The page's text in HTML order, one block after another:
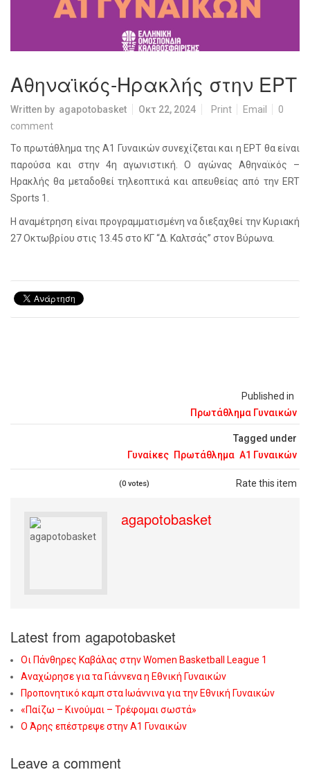
Αθηναϊκός-Ηρακλής στην ΕΡΤ
Written by agapotobasket Οκτ 22, 2024 Print Email
0
comment
Published in
Πρωτάθλημα Γυναικών
Tagged under
Γυναίκες Πρωτάθλημα Α1 Γυναικών
Rate this item
(0 votes)
Το πρωτάθλημα της Α1 Γυναικών συνεχίζεται και η ΕΡΤ θα είναι
παρούσα και στην 4η αγωνιστική. Ο αγώνας Αθηναϊκός –
Ηρακλής θα μεταδοθεί τηλεοπτικά και απευθείας από την ERT
Sports 1.
Η αναμέτρηση είναι προγραμματισμένη να διεξαχθεί την Κυριακή
27 Οκτωβρίου στις 13.45 στο ΚΓ “Δ. Καλτσάς” στον Βύρωνα.
agapotobasket
Latest from agapotobasket
Οι Πάνθηρες Καβάλας στην Women Basketball League 1
Αναχώρησε για τα Γιάννενα η Εθνική Γυναικών
Προπονητικό καμπ στα Ιωάννινα για την Εθνική Γυναικών
«Παίζω – Κινούμαι – Τρέφομαι σωστά»
Ο Άρης επέστρεψε στην Α1 Γυναικών
Leave a comment